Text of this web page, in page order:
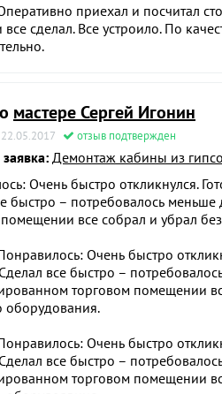
приехал и посчитал
все сделал. Все устроило. По
мастере Сергей Игонин
22.05.2017 отзыв подтвержден
Демонтаж кабины из
Очень быстро откликнулся.
быстро – потребовалось
все собрал и убрал
Очень быстро
все быстро –
торговом помещении
оборудования.
Очень быстро
все быстро –
торговом помещении